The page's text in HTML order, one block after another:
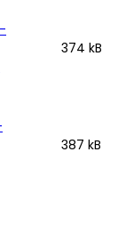
374 kB
387 kB